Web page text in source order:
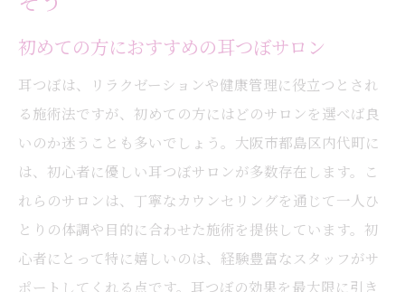
初めての方におすすめの耳つぼサロン
耳つぼは、リラクゼーションや健康管理に役立つとされ
る施術法ですが、初めての方にはどのサロンを選べば良
いのか迷うことも多いでしょう。大阪市都島区内代町に
は、初心者に優しい耳つぼサロンが多数存在します。こ
れらのサロンは、丁寧なカウンセリングを通じて一人ひ
とりの体調や目的に合わせた施術を提供しています。初
心者にとって特に嬉しいのは、経験豊富なスタッフがサ
ポートしてくれる点です。耳つぼの効果を最大限に引き